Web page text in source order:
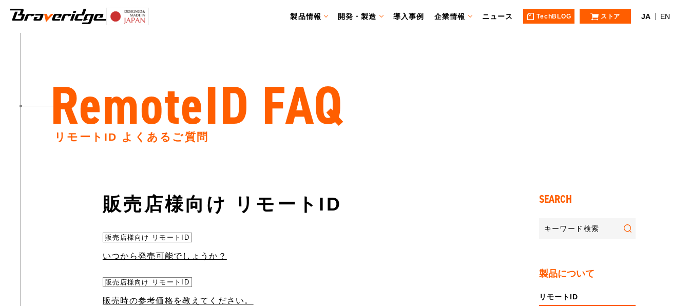
Braveridge
製品情報
開発・製造 導入事例 企業情報 ニュース TechBLOG ストア JA EN
RemoteID FAQ
リモートID よくあるご質問
販売店様向け リモートID
販売店様向け リモートID
いつから発売可能でしょうか？
販売店様向け リモートID
販売時の参考価格を教えてください。
SEARCH
製品について
リモートID